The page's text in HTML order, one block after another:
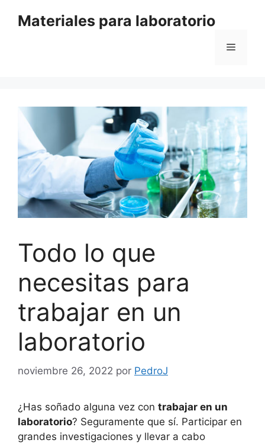
Materiales para laboratorio
Menú
Todo lo que
necesitas para
trabajar en un
laboratorio
noviembre 26, 2022 por PedroJ
¿Has soñado alguna vez con trabajar en un
laboratorio? Seguramente que sí. Participar en
grandes investigaciones y llevar a cabo